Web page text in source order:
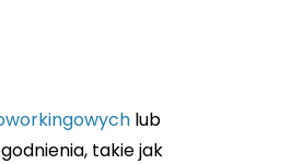
lub
takie jak